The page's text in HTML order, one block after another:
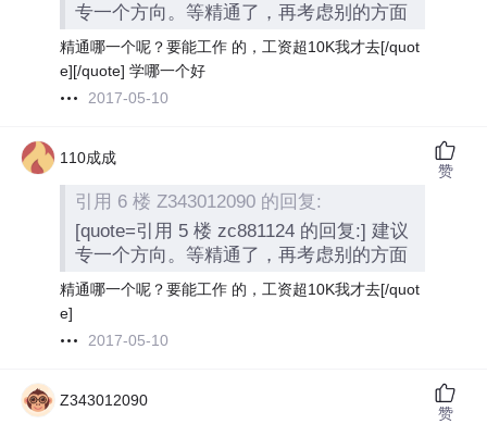
专一个方向。等精通了，再考虑别的方面
精通哪一个呢？要能工作 的，工资超10K我才去[/quot
e][/quote] 学哪一个好
2017-05-10
110成成
引用 6 楼 Z343012090 的回复:
[quote=引用 5 楼 zc881124 的回复:] 建议
专一个方向。等精通了，再考虑别的方面
精通哪一个呢？要能工作 的，工资超10K我才去[/quot
e]
2017-05-10
赞
Z343012090
赞